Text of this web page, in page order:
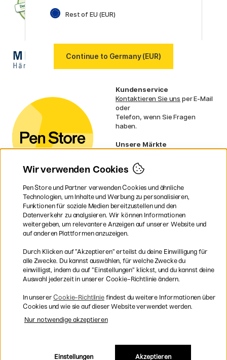
Kundenservice
Kontaktieren Sie uns per E-Mail
oder
Telefon, wenn Sie Fragen
haben.
Unsere Märkte
Norwegen
Dänemark
Frankreich
Irland
Niederlande
UK
EU
gelten für sperrige Produkte.
Sichere Bezahlung mit Visa, Mastercard und Paypal
Rest of EU (EUR)
Continue to Germany (EUR)
Wir verwenden Cookies
Pen Store und Partner verwenden Cookies und ähnliche
Technologien, um Inhalte und Werbung zu personalisieren,
Funktionen für soziale Medien bereitzustellen und den
Datenverkehr zu analysieren. Wir können Informationen
weitergeben, um relevantere Anzeigen auf unserer Website und
auf anderen Plattformen anzuzeigen.
Durch Klicken auf ”Akzeptieren” erteilst du deine Einwilligung für
alle Zwecke. Du kannst auswählen, für welche Zwecke du
einwilligst, indem du auf ”Einstellungen” klickst, und du kannst deine
Auswahl jederzeit in unserer Cookie-Richtlinie ändern.
In unsererCookie-Richtliniefindest du weitere Informationen über
Cookies und wie sie auf dieser Website verwendet werden.
Nur notwendige akzeptieren
Einstellungen Akzeptieren